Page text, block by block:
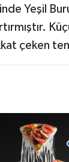
Yeşil
çeken